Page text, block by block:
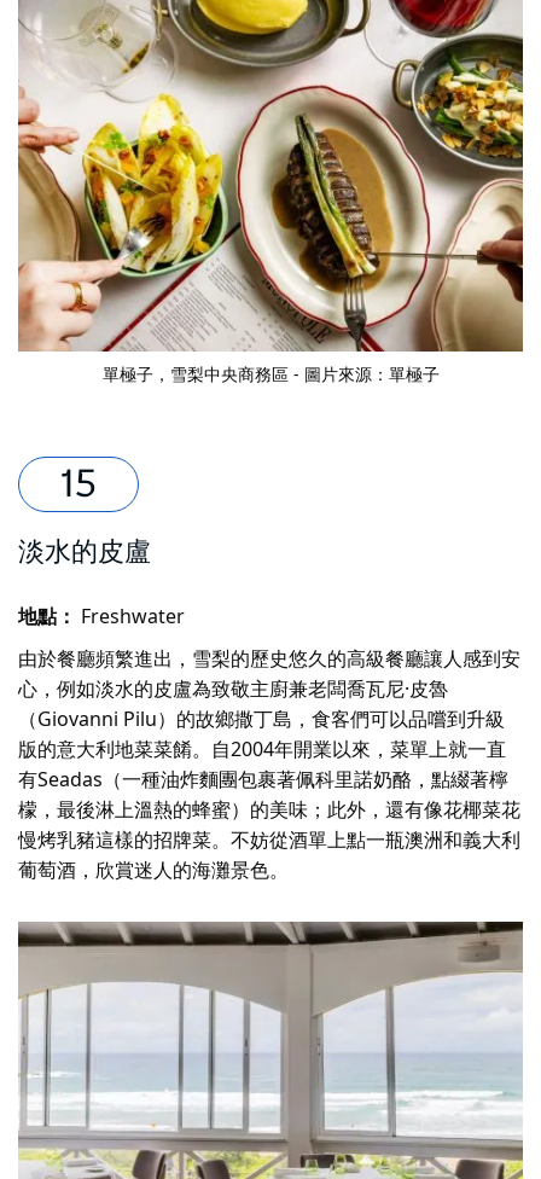
單極子，雪梨中央商務區 - 圖片來源：單極子
淡水的皮盧
地點： Freshwater
由於餐廳頻繁進出，雪梨的歷史悠久的高級餐廳讓人感到安
心，例如淡水的皮盧為致敬主廚兼老闆喬瓦尼·皮魯
（Giovanni Pilu）的故鄉撒丁島，食客們可以品嚐到升級
版的意大利地菜菜餚。自2004年開業以來，菜單上就一直
有Seadas（一種油炸麵團包裹著佩科里諾奶酪，點綴著檸
檬，最後淋上溫熱的蜂蜜）的美味；此外，還有像花椰菜花
慢烤乳豬這樣的招牌菜。不妨從酒單上點一瓶澳洲和義大利
葡萄酒，欣賞迷人的海灘景色。